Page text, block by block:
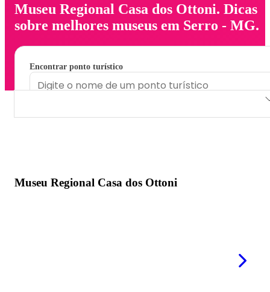
Museu Regional Casa dos Ottoni. Dicas
sobre melhores museus em Serro - MG.
Encontrar ponto turístico
Museu Regional Casa dos Ottoni